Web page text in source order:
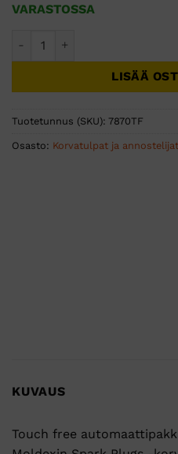
VARASTOSSA
LISÄÄ
Tuotetunnus (SKU): 7870TF
Osasto: Korvatulpat ja annostelijat
KUVAUS
Touch free